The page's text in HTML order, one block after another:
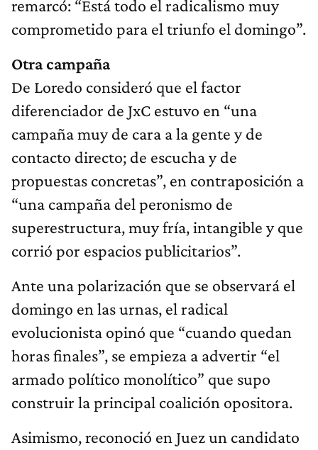
remarcó: “Está todo el radicalismo muy
comprometido para el triunfo el domingo”.
Otra campaña
De Loredo consideró que el factor
diferenciador de JxC estuvo en “una
campaña muy de cara a la gente y de
contacto directo; de escucha y de
propuestas concretas”, en contraposición a
“una campaña del peronismo de
superestructura, muy fría, intangible y que
corrió por espacios publicitarios”.
Ante una polarización que se observará el
domingo en las urnas, el radical
evolucionista opinó que “cuando quedan
horas finales”, se empieza a advertir “el
armado político monolítico” que supo
construir la principal coalición opositora.
Asimismo, reconoció en Juez un candidato